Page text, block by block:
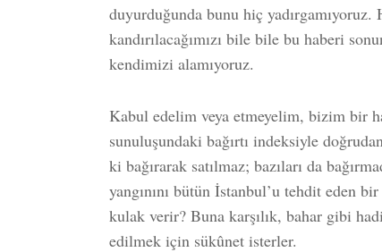
duyurduğunda bunu hiç
kandırılacağımızı bile bile bu haberi
kendimizi alamıyoruz.
Kabul edelim veya etmeyelim, bizim bir
sunuluşundaki bağırtı indeksiyle
ki bağırarak satılmaz; bazıları da
yangınını bütün İstanbul’u tehdit eden
kulak verir? Buna karşılık, bahar gibi
edilmek için sükûnet isterler.